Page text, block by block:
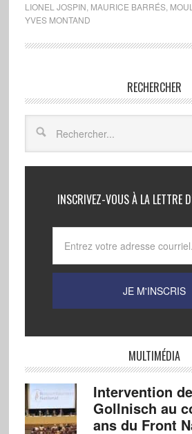
LIONEL JOSPIN MAURICE BARRÉS,
YVES MONTAND
RECHERCHER
INSCRIVEZ-VOUS À LA LETTRE
MULTIMÉDIA
Intervention
Gollnisch au
ans du Front